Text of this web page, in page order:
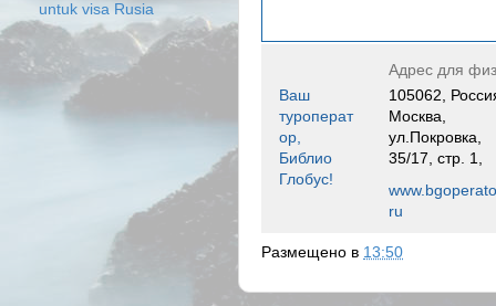
Адрес для
Ваш
туроперат
ор,
Библио
Глобус!
105062,
Москва,
ул.Покровка,
35/17, стр. 1,
ru
Размещено в 13:50
untuk visa Rusia